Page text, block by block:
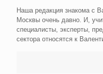
Наша редакция знакома с
Москвы очень давно. И,
специалисты, эксперты,
сектора относятся к